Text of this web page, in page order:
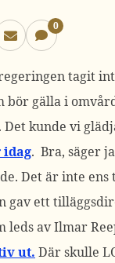
0
tagit
bör gälla i
kunde vi
idag. Bra, säger
Det är inte ens
gav ett
leds av Ilmar
ut. Där skulle